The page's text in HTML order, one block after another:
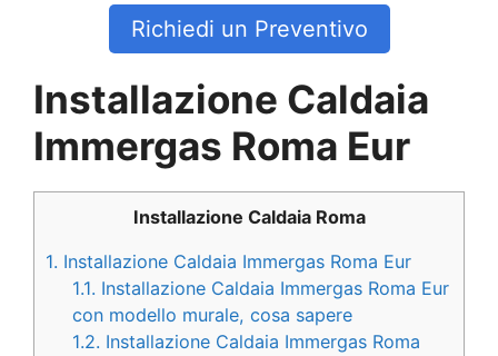
Richiedi un Preventivo
Installazione Caldaia
Immergas Roma Eur
Installazione Caldaia Roma
1. Installazione Caldaia Immergas Roma Eur
1.1. Installazione Caldaia Immergas Roma Eur
con modello murale, cosa sapere
1.2. Installazione Caldaia Immergas Roma